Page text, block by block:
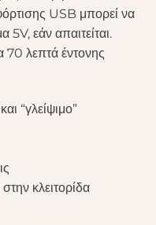
USB μπορεί να
εάν απαιτείται.
70 λεπτά έντονης
“γλείψιμο”
κλειτορίδα